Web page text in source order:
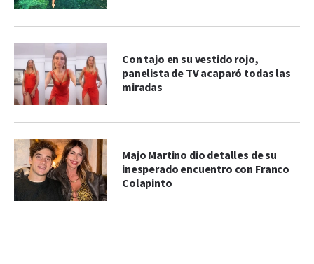
Con tajo en su vestido rojo,
panelista de TV acaparó todas las
miradas
Majo Martino dio detalles de su
inesperado encuentro con Franco
Colapinto